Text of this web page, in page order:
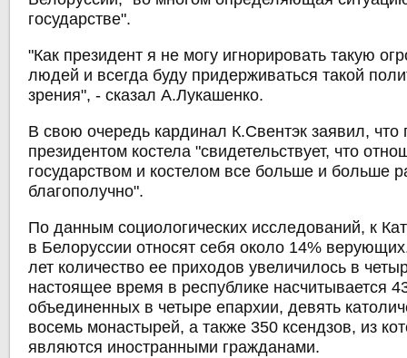
государстве".
"Как президент я не могу игнорировать такую
людей и всегда буду придерживаться такой
зрения", - сказал А.Лукашенко.
В свою очередь кардинал К.Свентэк заявил,
президентом костела "свидетельствует, что
государством и костелом все больше и больше
благополучно".
По данным социологических исследований, к
в Белоруссии относят себя около 14%
лет количество ее приходов увеличилось в
настоящее время в республике насчитывается
объединенных в четыре епархии, девять
восемь монастырей, а также 350 ксендзов, из
являются иностранными гражданами.